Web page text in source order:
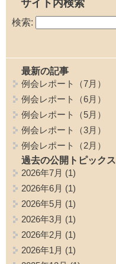
サイト内検索
検索:
最新の記事
例会レポート（7月）
例会レポート（6月）
例会レポート（5月）
例会レポート（3月）
例会レポート（2月）
過去の公開トピックス
2026年7月 (1)
2026年6月 (1)
2026年5月 (1)
2026年3月 (1)
2026年2月 (1)
2026年1月 (1)